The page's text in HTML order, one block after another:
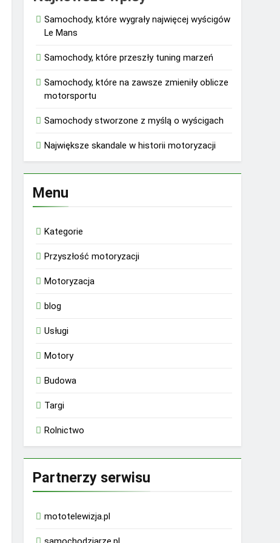
Samochody, które wygrały najwięcej wyścigów
Le Mans
Samochody, które przeszły tuning marzeń
Samochody, które na zawsze zmieniły oblicze
motorsportu
Samochody stworzone z myślą o wyścigach
Największe skandale w historii motoryzacji
Menu
Kategorie
Przyszłość motoryzacji
Motoryzacja
blog
Usługi
Motory
Budowa
Targi
Rolnictwo
Partnerzy serwisu
mototelewizja.pl